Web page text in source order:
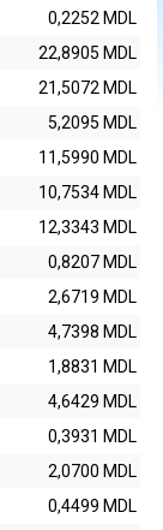
0,2252 MDL
22,8905 MDL
21,5072 MDL
5,2095 MDL
11,5990 MDL
10,7534 MDL
12,3343 MDL
0,8207 MDL
2,6719 MDL
4,7398 MDL
1,8831 MDL
4,6429 MDL
0,3931 MDL
2,0700 MDL
0,4499 MDL